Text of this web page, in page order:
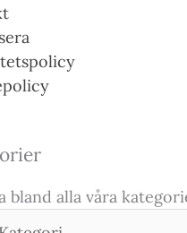
bland alla våra